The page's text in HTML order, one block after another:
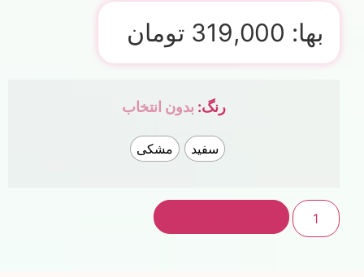
بها: 319,000 تومان
رنگ: بدون انتخاب
سفید مشکی